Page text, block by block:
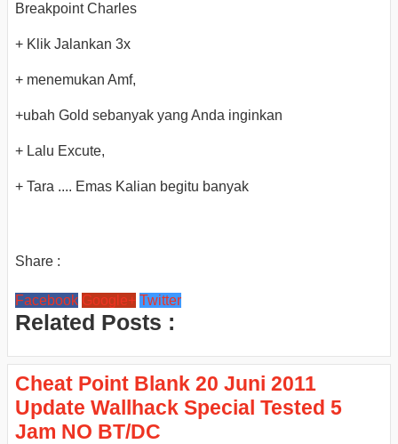
Breakpoint Charles
+ Klik Jalankan 3x
+ menemukan Amf,
+ubah Gold sebanyak yang Anda inginkan
+ Lalu Excute,
+ Tara .... Emas Kalian begitu banyak
Share :
Facebook Google+ Twitter
Related Posts :
Cheat Point Blank 20 Juni 2011
Update Wallhack Special Tested 5
Jam NO BT/DC